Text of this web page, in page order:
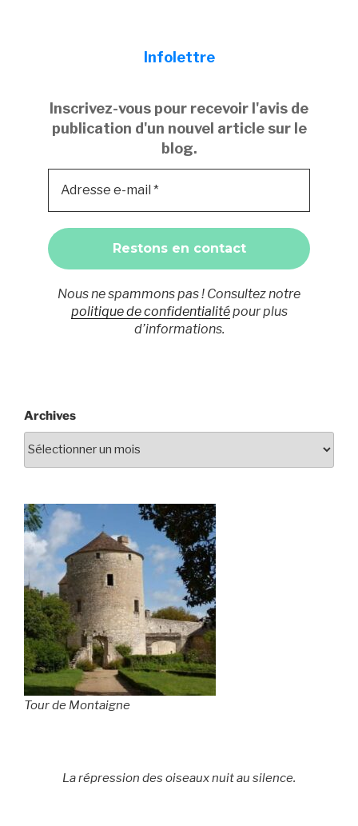
Infolettre
Inscrivez-vous pour recevoir l'avis de
publication d'un nouvel article sur le
blog.
Nous ne spammons pas ! Consultez notre
politique de confidentialitépour plus
d’informations.
Archives
Tour de Montaigne
La répression des oiseaux nuit au silence.